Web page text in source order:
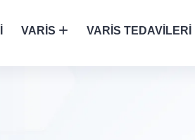
VARIS VARIS TEDAVILERI